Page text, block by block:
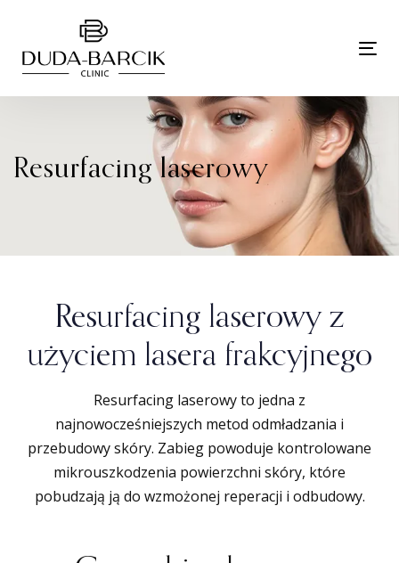
primary
content
Resurfacing laserowy
Resurfacing laserowy z
użyciem lasera frakcyjnego
Resurfacing laserowy to jedna z
najnowocześniejszych metod odmładzania i
przebudowy skóry. Zabieg powoduje kontrolowane
mikrouszkodzenia powierzchni skóry, które
pobudzają ją do wzmożonej reperacji i odbudowy.